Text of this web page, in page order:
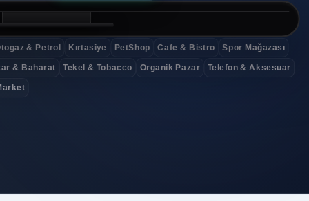
& Petrol Kırtasiye PetShop Cafe & Bistro Spor Mağazası
& Baharat Tekel & Tobacco Organik Pazar Telefon & Aksesuar